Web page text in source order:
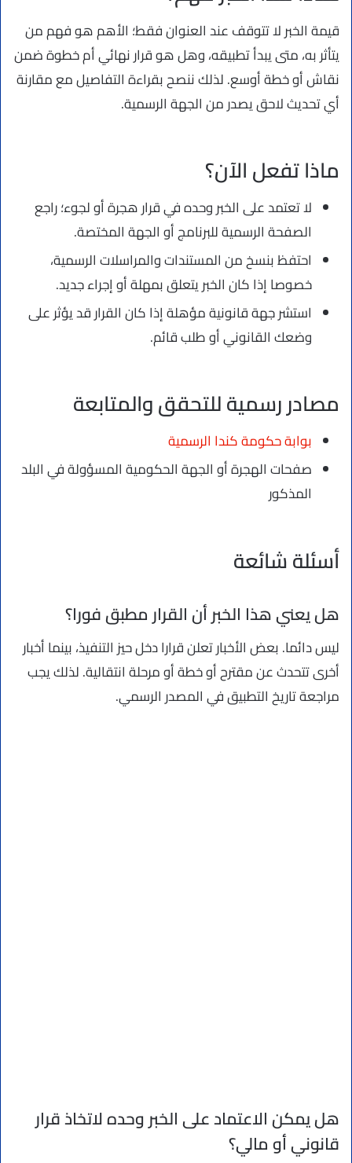
قيمة الخبر لا تتوقف عند العنوان فقط؛ الأهم هو فهم من
يتأثر به، متى يبدأ تطبيقه، وهل هو قرار نهائي أم خطوة ضمن
نقاش أو خطة أوسع. لذلك ننصح بقراءة التفاصيل مع مقارنة
أي تحديث لاحق يصدر من الجهة الرسمية.
ماذا تفعل الآن؟
لا تعتمد على الخبر وحده في قرار هجرة أو لجوء؛ راجع
الصفحة الرسمية للبرنامج أو الجهة المختصة.
احتفظ بنسخ من المستندات والمراسلات الرسمية،
خصوصا إذا كان الخبر يتعلق بمهلة أو إجراء جديد.
استشر جهة قانونية مؤهلة إذا كان القرار قد يؤثر على
وضعك القانوني أو طلب قائم.
مصادر رسمية للتحقق والمتابعة
بوابة حكومة كندا الرسمية
صفحات الهجرة أو الجهة الحكومية المسؤولة في البلد
المذكور
أسئلة شائعة
هل يعني هذا الخبر أن القرار مطبق فورا؟
ليس دائما. بعض الأخبار تعلن قرارا دخل حيز التنفيذ، بينما أخبار
أخرى تتحدث عن مقترح أو خطة أو مرحلة انتقالية. لذلك يجب
مراجعة تاريخ التطبيق في المصدر الرسمي.
هل يمكن الاعتماد على الخبر وحده لاتخاذ قرار
قانوني أو مالي؟